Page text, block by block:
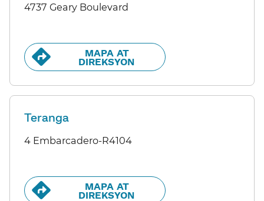
4737 Geary Boulevard
MAPA AT
DIREKSYON​​
Teranga
4 Embarcadero-R4104
MAPA AT
DIREKSYON​​